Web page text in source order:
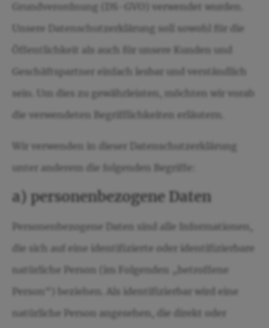
Grundverordnung (DS-GVO) verwendet wurden.
Unsere Datenschutzerklärung soll sowohl für die
Öffentlichkeit als auch für unsere Kunden und
Geschäftspartner einfach lesbar und verständlich
sein. Um dies zu gewährleisten, möchten wir vorab
die verwendeten Begrifflichkeiten erläutern.
Wir verwenden in dieser Datenschutzerklärung
unter anderem die folgenden Begriffe:
a) personenbezogene Daten
Personenbezogene Daten sind alle Informationen,
die sich auf eine identifizierte oder identifizierbare
natürliche Person (im Folgenden „betroffene
Person“) beziehen. Als identifizierbar wird eine
natürliche Person angesehen, die direkt oder